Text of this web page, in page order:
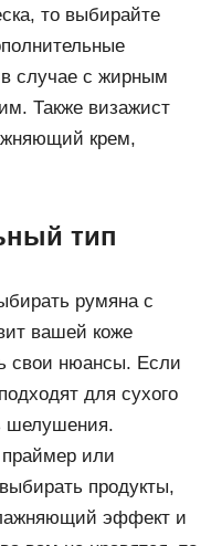
то выбирайте
случае с жирным
Также визажист
крем,
тип
румяна с
вашей коже
свои нюансы. Если
для сухого
шелушения.
или
продукты,
эффект и